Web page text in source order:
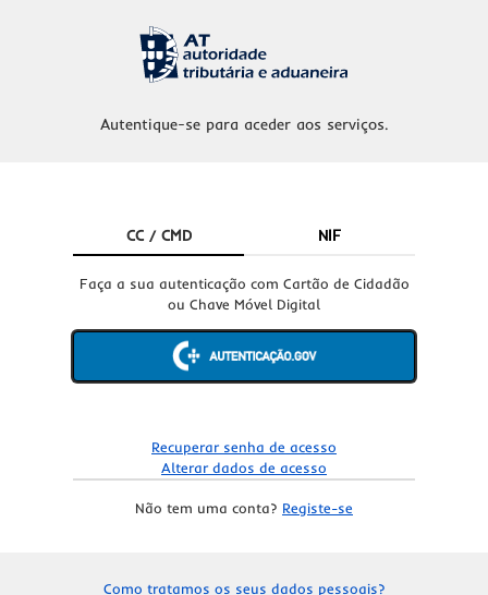
Autentique-se para aceder aos serviços.
CC / CMD NIF
Faça a sua autenticação com Cartão de Cidadão
ou Chave Móvel Digital
Recuperar senha de acesso
Alterar dados de acesso
Não tem uma conta? Registe-se
Como tratamos os seus dados pessoais?